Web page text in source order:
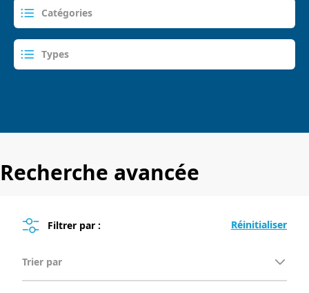
Recherche avancée
Filtrer par :
Trier par